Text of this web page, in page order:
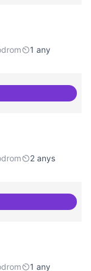
1 any
software lliure
2 anys
1 any